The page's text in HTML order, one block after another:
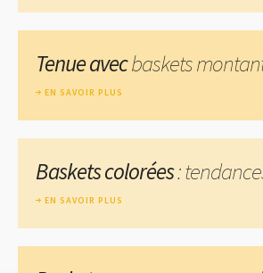
Tenue avecbaskets
EN SAVOIR PLUS
Baskets colorées:
EN SAVOIR PLUS